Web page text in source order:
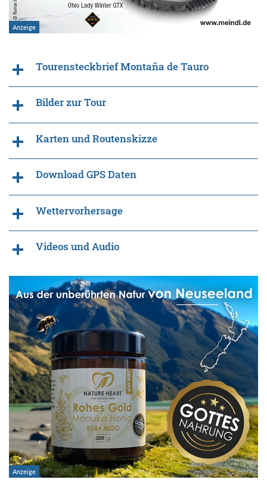
Tourensteckbrief Montaña de Tauro
Bilder zur Tour
Karten und Routenskizze
Download GPS Daten
Wettervorhersage
Videos und Audio